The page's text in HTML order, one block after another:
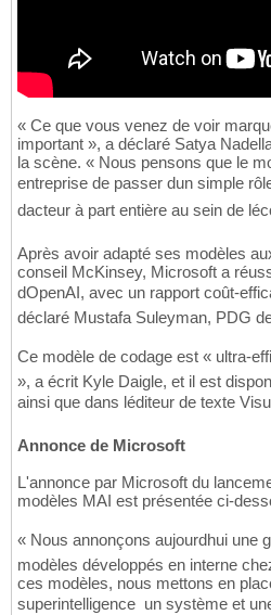
« Ce que vous venez de voir
important », a déclaré Satya
la scène. « Nous pensons que le
entreprise de passer dun simple
dacteur à part entière au sein de
Après avoir adapté ses modèles
conseil McKinsey, Microsoft a
dOpenAI, avec un rapport coût-
déclaré Mustafa Suleyman, PDG
Ce modèle de codage est « ultra-
», a écrit Kyle Daigle, et il est
ainsi que dans léditeur de texte
Annonce de Microsoft
L'annonce par Microsoft du
modèles MAI est présentée ci-
« Nous annonçons aujourdhui une
modèles développés en interne
ces modèles, nous mettons en
superintelligence  un système et